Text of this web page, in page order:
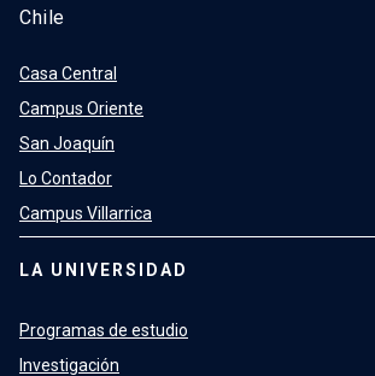
Chile
Casa Central
Campus Oriente
San Joaquín
Lo Contador
Campus Villarrica
LA UNIVERSIDAD
Programas de estudio
Investigación